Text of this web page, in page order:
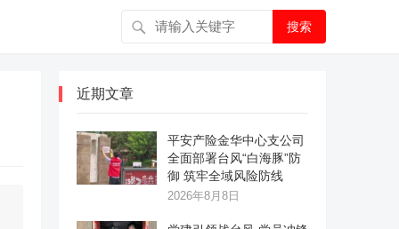
搜索
近期文章
平安产险金华中心支公司
全面部署台风“白海豚”防
御 筑牢全域风险防线
2026年8月8日